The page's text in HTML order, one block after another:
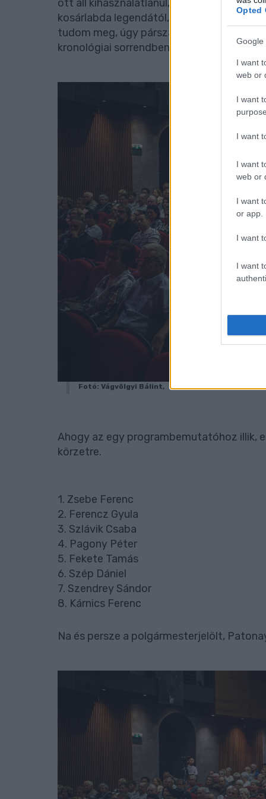
Opted
Google
I want
web or
I want
I want
I want
web or
I want
or app.
I want
I want
ott áll kihasználatlanul, gazdátlanul. Mert
kosárlabda legendától, az új szerep felé
tudom meg, úgy párszáz társammal
kronológiai sorrendben.
Fotó: Vágvölgyi Bálint,
Ahogy az egy programbemutatóhoz illik,
körzetre.
1. Zsebe Ferenc
2. Ferencz Gyula
3. Szlávik Csaba
4. Pagony Péter
5. Fekete Tamás
6. Szép Dániel
7. Szendrey Sándor
8. Kárnics Ferenc
Na és persze a polgármesterjelölt,